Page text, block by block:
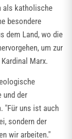
als katholische
besondere
dem Land, wo die
um zur
Marx.
und der
"Für uns ist auch
sondern der
wir arbeiten."